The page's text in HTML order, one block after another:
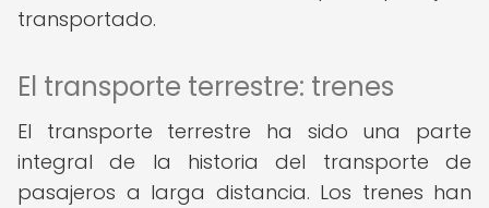
transportado.
El transporte terrestre: trenes
El transporte terrestre ha sido una parte
integral de la historia del transporte de
pasajeros a larga distancia. Los trenes han